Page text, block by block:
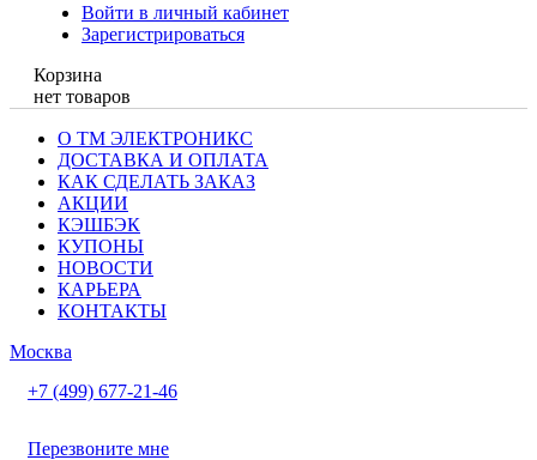
Войти в личный кабинет
Зарегистрироваться
Корзина
нет товаров
О ТМ ЭЛЕКТРОНИКС
ДОСТАВКА И ОПЛАТА
КАК СДЕЛАТЬ ЗАКАЗ
АКЦИИ
КЭШБЭК
КУПОНЫ
НОВОСТИ
КАРЬЕРА
КОНТАКТЫ
Москва
+7 (499) 677-21-46
Перезвоните мне